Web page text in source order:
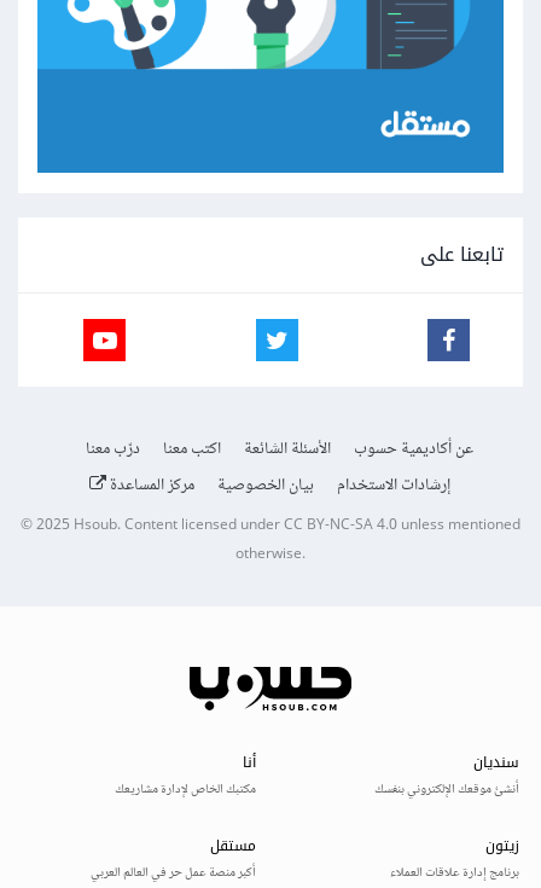
تابعنا على
عن أكاديمية حسوب الأسئلة الشائعة اكتب معنا
درّب معنا
إرشادات الاستخدام
بيان الخصوصية مركز المساعدة
© 2025Hsoub.Content licensed underCC BY-NC-SA 4.0unless mentioned
otherwise.